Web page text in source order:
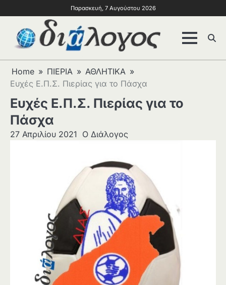
Παρασκευή, 7 Αυγούστου 2026
Home ΠΙΕΡΙΑ
ΑΘΛΗΤΙΚΑ
Ευχές Ε.Π.Σ. Πιερίας για το Πάσχα
Ευχές Ε.Π.Σ. Πιερίας για το
Πάσχα
27 Απριλίου 2021 Ο Διάλογος